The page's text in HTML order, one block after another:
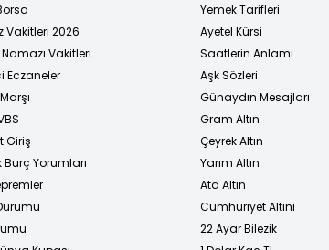
Vakitleri 2026
Vakitleri
Eczaneler
Giriş
Burç Yorumları
Yemek Tarifleri
Ayetel Kürsi
Saatlerin Anlamı
Aşk Sözleri
Günaydın Mesajları
Gram Altın
Çeyrek Altın
Yarım Altın
Ata Altın
Cumhuriyet Altını
22 Ayar Bilezik